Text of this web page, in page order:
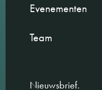
Evenementen
Team
Nieuwsbrief.